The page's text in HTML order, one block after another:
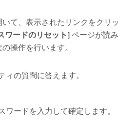
て、表示されたリンクをクリッ
ワードのリセット]ページが読み
操作を行います。
ィの質問に答えます。
ワードを入力して確定します。